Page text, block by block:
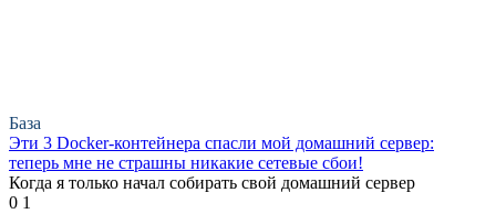
База
Эти 3 Docker-контейнера спасли мой домашний сервер:
теперь мне не страшны никакие сетевые сбои!
Когда я только начал собирать свой домашний сервер
0 1